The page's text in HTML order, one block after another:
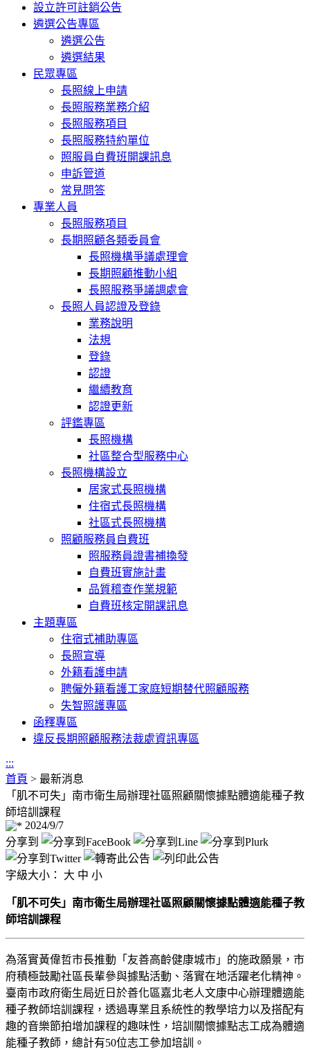
設立許可註銷公告
遴選公告專區
遴選公告
遴選結果
民眾專區
長照線上申請
長照服務業務介紹
長照服務項目
長照服務特約單位
照服員自費班開課訊息
申訴管道
常見問答
專業人員
長照服務項目
長期照顧各類委員會
長照機構爭議處理會
長期照顧推動小組
長照服務爭議調處會
長照人員認證及登錄
業務說明
法規
登錄
認證
繼續教育
認證更新
評鑑專區
長照機構
社區整合型服務中心
長照機構設立
居家式長照機構
住宿式長照機構
社區式長照機構
照顧服務員自費班
照服務員證書補換發
自費班實施計畫
品質稽查作業規範
自費班核定開課訊息
主題專區
住宿式補助專區
長照宣導
外籍看護申請
聘僱外籍看護工家庭短期替代照顧服務
失智照護專區
函釋專區
違反長期照顧服務法裁處資訊專區
:::
首頁 > 最新消息
「肌不可失」南市衛生局辦理社區照顧關懷據點體適能種子教
師培訓課程
2024/9/7
分享到
字級大小： 大 中 小
「肌不可失」南市衛生局辦理社區照顧關懷據點體適能種子教
師培訓課程
為落實黃偉哲市長推動「友善高齡健康城市」的施政願景，市
府積極鼓勵社區長輩參與據點活動、落實在地活躍老化精神。
臺南市政府衛生局近日於善化區嘉北老人文康中心辦理體適能
種子教師培訓課程，透過專業且系統性的教學培力以及搭配有
趣的音樂節拍增加課程的趣味性，培訓關懷據點志工成為體適
能種子教師，總計有50位志工參加培訓。